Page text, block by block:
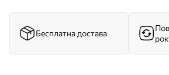
Бесплатна достава